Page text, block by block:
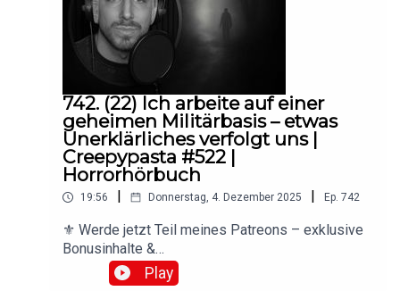
742. (22) Ich arbeite auf einer
geheimen Militärbasis – etwas
Unerklärliches verfolgt uns |
Creepypasta #522 |
Horrorhörbuch
19:56 Donnerstag, 4. Dezember 2025 Ep. 742
⚜️ Werde jetzt Teil meines Patreons – exklusive
Bonusinhalte &
Support:https://www.patreon.com/c/HorrorzumEi
nschlafen🔗 Tritt unserem düsteren Discord bei –
Play